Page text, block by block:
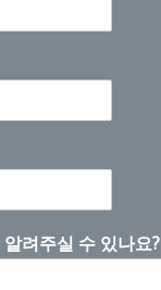
려주실 수 있나요?